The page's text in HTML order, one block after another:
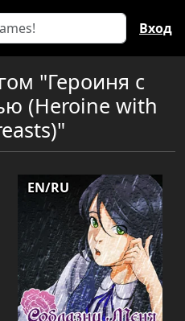
Вход
"Героиня с
(Heroine with
EN/RU